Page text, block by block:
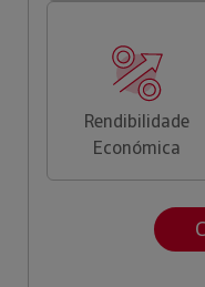
Rendibilidade
Económica